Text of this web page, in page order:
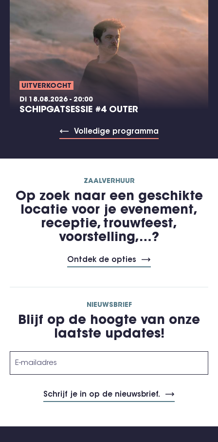
UITVERKOCHT
DI 18.08.2026 - 20:00
SCHIPGATSESSIE #4 OUTER
Volledige programma
ZAALVERHUUR
Op zoek naar een geschikte
locatie voor je evenement,
receptie, trouwfeest,
voorstelling,…?
Ontdek de opties
NIEUWSBRIEF
Blijf op de hoogte van onze
laatste updates!